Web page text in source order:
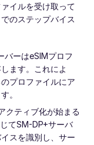
イルを受け取って
のステップバイス
バーはeSIMプロフ
ます。これによ
プロファイルにア
。
クティブ化が始まる
てSM-DP+サーバ
スを識別し、サー